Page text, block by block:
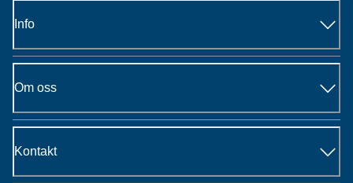
Info
Om oss
Kontakt